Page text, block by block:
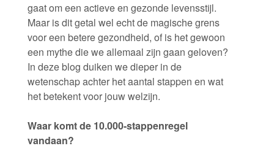
gaat om een actieve en gezonde levensstijl.
Maar is dit getal wel echt de magische grens
voor een betere gezondheid, of is het gewoon
een mythe die we allemaal zijn gaan geloven?
In deze blog duiken we dieper in de
wetenschap achter het aantal stappen en wat
het betekent voor jouw welzijn.
Waar komt de 10.000-stappenregel
vandaan?